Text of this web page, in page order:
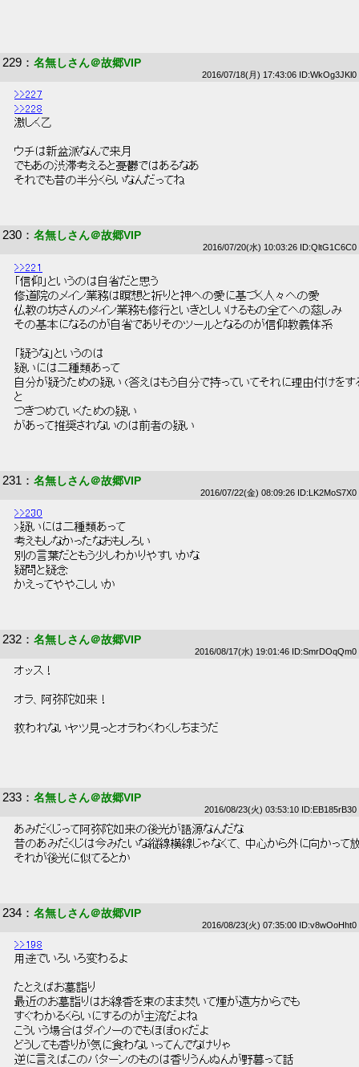
229 ： 名無しさん＠故郷VIP
2016/07/18(月) 17:43:06 ID:WkOg3JKl0
>>227
>>228
激しく乙
ウチは新盆派なんで来月
でもあの渋滞考えると憂鬱ではあるなあ
それでも昔の半分くらいなんだってね
230 ： 名無しさん＠故郷VIP
2016/07/20(水) 10:03:26 ID:QltG1C6C0
>>221
「信仰」というのは自省だと思う
修道院のメイン業務は瞑想と祈りと神への愛に基づく人々への愛
仏教の坊さんのメイン業務も修行といきとしいけるもの全てへの慈しみ
その基本になるのが自省でありそのツールとなるのが信仰教義体系
「疑うな」というのは
疑いには二種類あって
自分が疑うための疑い (答えはもう自分で持っていてそれに理由付けを
と
つきつめていくための疑い
があって推奨されないのは前者の疑い
231 ： 名無しさん＠故郷VIP
2016/07/22(金) 08:09:26 ID:LK2MoS7X0
>>230
>疑いには二種類あって
考えもしなかったなおもしろい
別の言葉だともう少しわかりやすいかな
疑問と疑念
かえってややこしいか
232 ： 名無しさん＠故郷VIP
2016/08/17(水) 19:01:46 ID:SmrDOqQm0
オッス！
オラ、阿弥陀如来！
救われないヤツ見っとオラわくわくしちまうだ
233 ： 名無しさん＠故郷VIP
2016/08/23(火) 03:53:10 ID:EB185rB30
あみだくじって阿弥陀如来の後光が語源なんだな
昔のあみだくじは今みたいな縦線横線じゃなくて、中心から外に向かっ
それが後光に似てるとか
234 ： 名無しさん＠故郷VIP
2016/08/23(火) 07:35:00 ID:v8wOoHht0
>>198
用途でいろいろ変わるよ
たとえばお墓詣り
最近のお墓詣りはお線香を束のまま焚いて煙が遠方からでも
すぐわかるくらいにするのが主流だよね
こういう場合はダイソーのでもほぼOKだよ
どうしても香りが気に食わないってんでなけりゃ
逆に言えばこのパターンのものは香りうんぬんが野暮って話